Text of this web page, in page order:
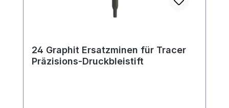
24 Graphit Ersatzminen für Tracer
Präzisions-Druckbleistift